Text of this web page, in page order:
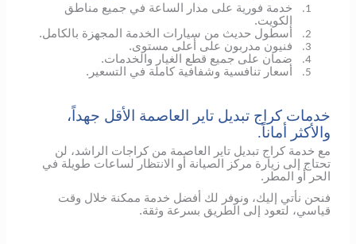
1.
خدمة فورية على مدار الساعة في جميع مناطق
الكويت.
2. أسطول حديث من سيارات الخدمة المجهزة بالكامل.
3. فنيون مدربون على أعلى مستوى.
4. ضمان على جميع قطع الغيار والخدمات.
5. أسعار تنافسية وشفافية كاملة في التسعير.
خدمات كراج تبديل تاير العاصمة الأقل جهداً،
والأكثر أماناً.
مع خدمة كراج تبديل تاير العاصمة من كراجات الراشد، لن
تحتاج إلى زيارة مركز الصيانة أو الانتظار لساعات طويلة في
الحر أو المطر.
فنحن نأتي إليك، ونوفر لك أفضل خدمة ممكنة خلال وقت
قياسي، لتعود إلى الطريق بسرعة وثقة.